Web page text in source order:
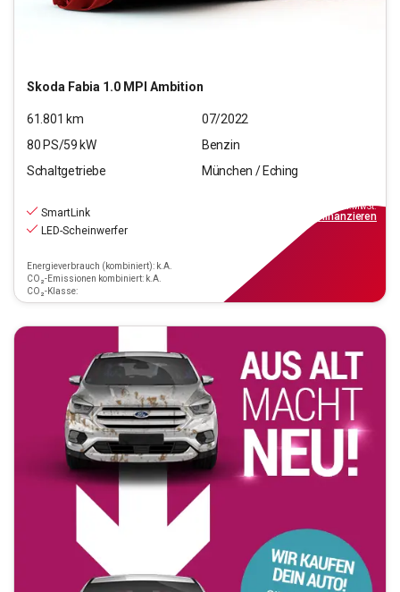
Skoda Fabia 1.0 MPI Ambition
61.801 km
07/2022
80 PS/59 kW
Benzin
Schaltgetriebe
München / Eching
SmartLink
LED-Scheinwerfer
Energieverbrauch (kombiniert): k.A.
CO₂-Emissionen kombiniert: k.A.
CO₂-Klasse:
inkl.MwSt.
finanzieren